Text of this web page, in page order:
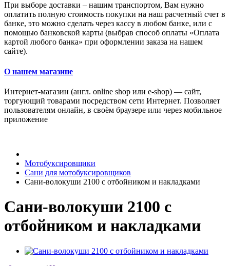
При выборе доставки – нашим транспортом, Вам нужно
оплатить полную стоимость покупки на наш расчетный счет в
банке, это можно сделать через кассу в любом банке, или с
помощью банковской карты (выбрав способ оплаты «Оплата
картой любого банка» при оформлении заказа на нашем
сайте).
О нашем магазине
Интернет-магазин (англ. online shop или e-shop) — сайт,
торгующий товарами посредством сети Интернет. Позволяет
пользователям онлайн, в своём браузере или через мобильное
приложение
Мотобуксировщики
Сани для мотобуксировщиков
Сани-волокуши 2100 с отбойником и накладками
Сани-волокуши 2100 с
отбойником и накладками